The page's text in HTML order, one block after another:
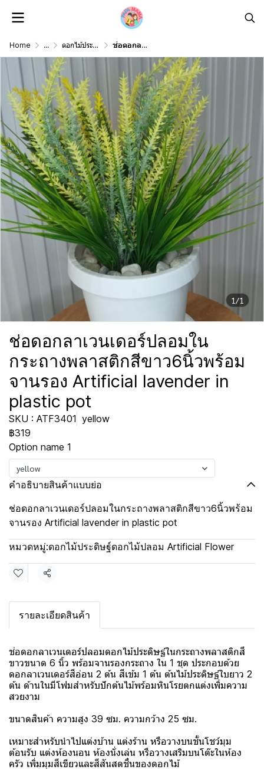
Home ... ดอกไม้ประดิษฐ์ดอกไม้ปลอม Artificial Flower ช่อดอกลาเวนเดอร์ปลอมในกระถางพลาสติกสีขาว6นิ้วพร้อมจานรอง Artificial lavender in plastic pot
1/1
ช่อดอกลาเวนเดอร์ปลอมใน
กระถางพลาสติกสีขาว6นิ้วพร้อม
จานรอง Artificial lavender in
plastic pot
SKU : ATF3401 yellow
฿319
Option name 1
yellow
คำอธิบายสินค้าแบบย่อ
ช่อดอกลาเวนเดอร์ปลอมในกระถางพลาสติกสีขาว6นิ้วพร้อม
จานรอง Artificial lavender in plastic pot
หมวดหมู่:ดอกไม้ประดิษฐ์ดอกไม้ปลอม Artificial Flower
แชร์
รายละเอียดสินค้า
ช่อดอกลาเวนเดอร์ปลอมดอกไม้ประดิษฐ์ในกระถางพลาสติกสี
ขาวขนาด 6 นิ้ว พร้อมจานรองกระถาง ใน 1 ชุด ประกอบด้วย
ดอกลาเวนเดอร์สีอ่อน 2 ต้น สีเข้ม 1 ต้น ต้นไม้ประดิษฐ์ใบยาว 2
ต้น ด้านในมีโฟมสำหรับปักต้นไม้พร้อมหินโรยตกแต่งเพิ่มความ
สวยงาม
ขนาดสินค้า ความสูง 39 ซม. ความกว้าง 25 ซม.
เหมาะสำหรับนำไปแต่งบ้าน แต่งร้าน หรือวางบนชั้นโชว์มุม
ต้อนรับ แต่งห้องนอน ห้องนั่งเล่น หรือวางเสริมบนโต๊ะในห้อง
ครัว เพิ่มมุมสีเขียวและสีสันสดชื่นของดอกไม้